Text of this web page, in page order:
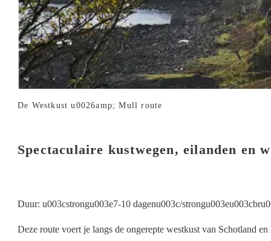
De Westkust u0026amp; Mull route
Spectaculaire kustwegen, eilanden en
Duur: u003cstrongu003e7-10 dagenu003c/
Deze route voert je langs de ongerepte westkust van Schotland